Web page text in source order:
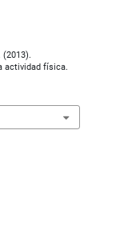
(2013).
actividad física.